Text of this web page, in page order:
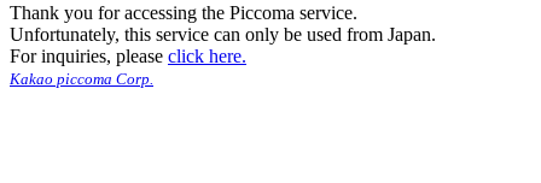
Thank you for accessing the Piccoma service.
Unfortunately, this service can only be used from Japan.
For inquiries, please click here.
Kakao piccoma Corp.